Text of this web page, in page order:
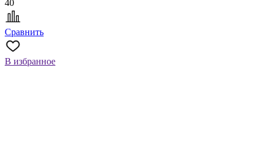
40
Сравнить
В избранное